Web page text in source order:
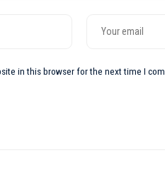
in this browser for the next time I